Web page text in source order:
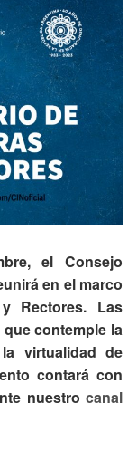
el Consejo
en el marco
Rectores. Las
contemple la
virtualidad de
contará con
nuestro canal